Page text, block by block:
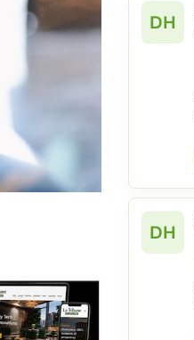
DH
DH